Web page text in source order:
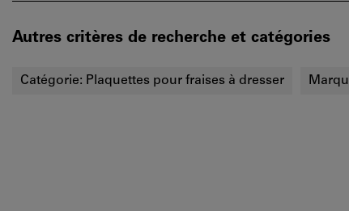
Autres critères de recherche et catégories
Catégorie: Plaquettes pour fraises à dresser